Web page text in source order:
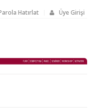
Hatırlat Üye Girişi